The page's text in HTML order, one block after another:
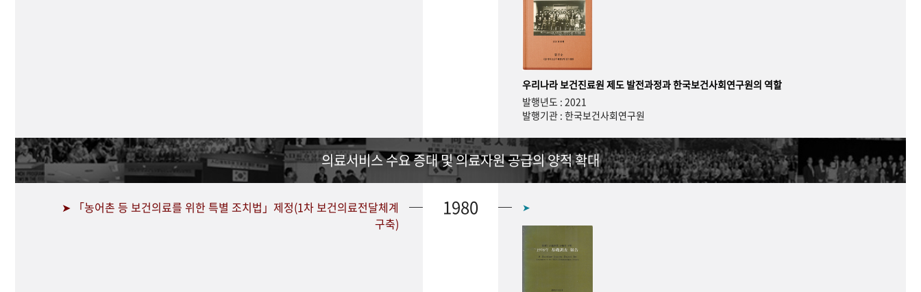
우리나라 보건진료원 제도 발전과정과 한국보건사회연구원의 역할
발행년도 : 2021
발행기관 : 한국보건사회연구원
의료서비스 수요 증대 및 의료자원 공급의 양적 확대
➤ 「농어촌 등 보건의료를 위한 특별 조치법」제정(1차 보건의료전달체계
구축)
1980 ➤